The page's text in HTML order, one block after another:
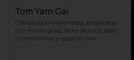
Tom Yam Gai
Clásica sopa thailandesa, preparada
con lemon grass, leche de coco, pollo,
champiñones y especias thai.